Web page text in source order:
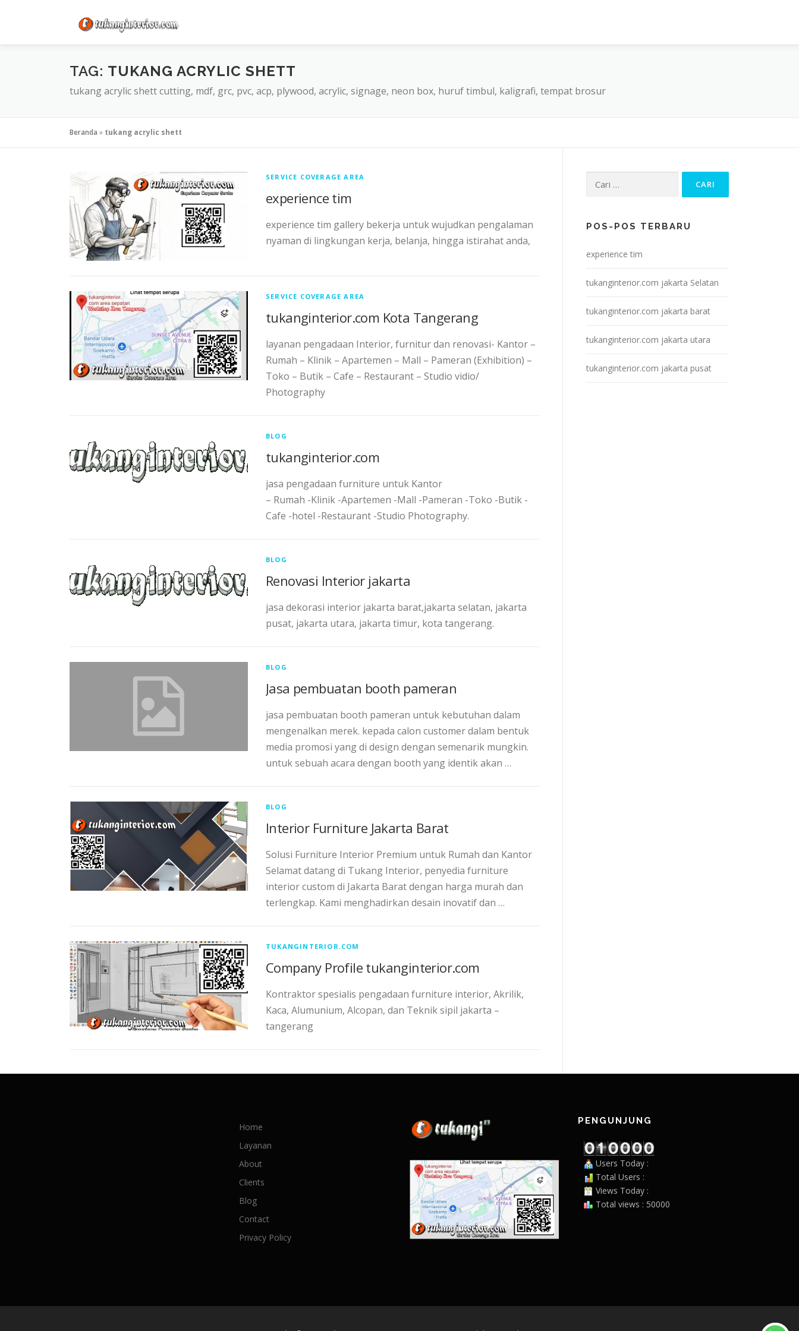
TAG: TUKANG ACRYLIC SHETT
tukang acrylic shett cutting, mdf, grc, pvc, acp, plywood, acrylic, signage, neon box, huruf timbul, kaligrafi, tempat brosur
Beranda » tukang acrylic shett
SERVICE COVERAGE AREA
experience tim
experience tim gallery bekerja untuk wujudkan pengalaman
nyaman di lingkungan kerja, belanja, hingga istirahat anda,
SERVICE COVERAGE AREA
tukanginterior.com Kota Tangerang
layanan pengadaan Interior, furnitur dan renovasi- Kantor –
Rumah – Klinik – Apartemen – Mall – Pameran (Exhibition) –
Toko – Butik – Cafe – Restaurant – Studio vidio/
Photography
BLOG
tukanginterior.com
jasa pengadaan furniture untuk Kantor
– Rumah -Klinik -Apartemen -Mall -Pameran -Toko -Butik -
Cafe -hotel -Restaurant -Studio Photography.
BLOG
Renovasi Interior jakarta
jasa dekorasi interior jakarta barat,jakarta selatan, jakarta
pusat, jakarta utara, jakarta timur, kota tangerang.
BLOG
Jasa pembuatan booth pameran
jasa pembuatan booth pameran untuk kebutuhan dalam
mengenalkan merek. kepada calon customer dalam bentuk
media promosi yang di design dengan semenarik mungkin.
untuk sebuah acara dengan booth yang identik akan …
BLOG
Interior Furniture Jakarta Barat
Solusi Furniture Interior Premium untuk Rumah dan Kantor
Selamat datang di Tukang Interior, penyedia furniture
interior custom di Jakarta Barat dengan harga murah dan
terlengkap. Kami menghadirkan desain inovatif dan …
TUKANGINTERIOR.COM
Company Profile tukanginterior.com
Kontraktor spesialis pengadaan furniture interior, Akrilik,
Kaca, Alumunium, Alcopan, dan Teknik sipil jakarta –
tangerang
Cari
POS-POS TERBARU
experience tim
tukanginterior.com jakarta Selatan
tukanginterior.com jakarta barat
tukanginterior.com jakarta utara
tukanginterior.com jakarta pusat
Home
Layanan
About
Clients
Blog
Contact
Privacy Policy
PENGUNJUNG
Users Today :
Total Users :
Views Today :
Total views : 50000